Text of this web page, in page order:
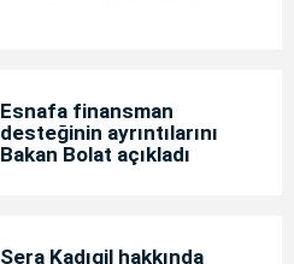
Esnafa finansman
desteğinin ayrıntılarını
Bakan Bolat açıkladı
Sera Kadıgil hakkında